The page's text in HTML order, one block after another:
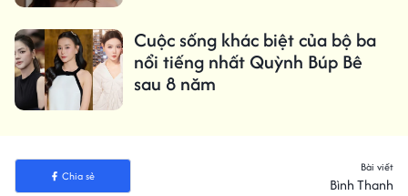
Cuộc sống khác biệt của bộ ba
nổi tiếng nhất Quỳnh Búp Bê
sau 8 năm
Chia sẻ
Bài viết
Bình Thanh